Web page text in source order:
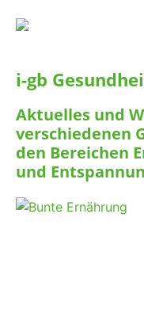
i-gb
Aktuelles und
verschiedenen
den Bereichen
und